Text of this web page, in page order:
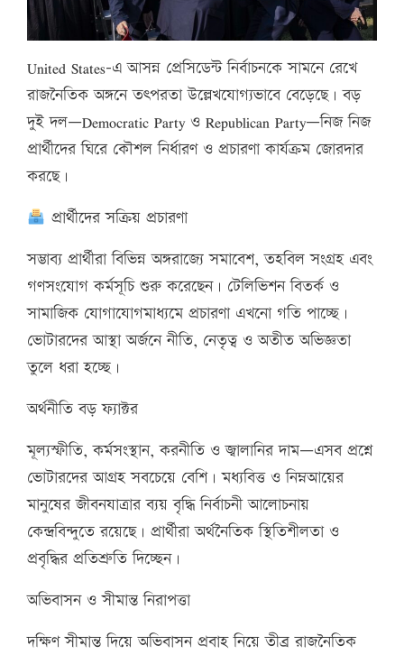
United States–এ আসন্ন প্রেসিডেন্ট নির্বাচনকে সামনে রেখে
রাজনৈতিক অঙ্গনে তৎপরতা উল্লেখযোগ্যভাবে বেড়েছে। বড়
দুই দল—Democratic Party ও Republican Party—নিজ নিজ
প্রার্থীদের ঘিরে কৌশল নির্ধারণ ও প্রচারণা কার্যক্রম জোরদার
করছে।
প্রার্থীদের সক্রিয় প্রচারণা
সম্ভাব্য প্রার্থীরা বিভিন্ন অঙ্গরাজ্যে সমাবেশ, তহবিল সংগ্রহ এবং
গণসংযোগ কর্মসূচি শুরু করেছেন। টেলিভিশন বিতর্ক ও
সামাজিক যোগাযোগমাধ্যমে প্রচারণা এখনো গতি পাচ্ছে।
ভোটারদের আস্থা অর্জনে নীতি, নেতৃত্ব ও অতীত অভিজ্ঞতা
তুলে ধরা হচ্ছে।
অর্থনীতি বড় ফ্যাক্টর
মূল্যস্ফীতি, কর্মসংস্থান, করনীতি ও জ্বালানির দাম—এসব প্রশ্নে
ভোটারদের আগ্রহ সবচেয়ে বেশি। মধ্যবিত্ত ও নিম্নআয়ের
মানুষের জীবনযাত্রার ব্যয় বৃদ্ধি নির্বাচনী আলোচনায়
কেন্দ্রবিন্দুতে রয়েছে। প্রার্থীরা অর্থনৈতিক স্থিতিশীলতা ও
প্রবৃদ্ধির প্রতিশ্রুতি দিচ্ছেন।
অভিবাসন ও সীমান্ত নিরাপত্তা
দক্ষিণ সীমান্ত দিয়ে অভিবাসন প্রবাহ নিয়ে তীব্র রাজনৈতিক